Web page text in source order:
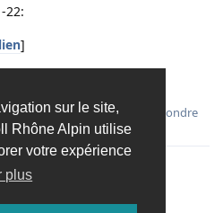
sur le site,
Rhône Alpin utilise
votre expérience
plus
22:
]
Répondre
davantage